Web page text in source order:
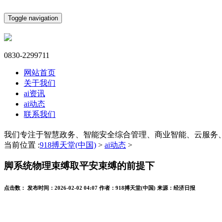
Toggle navigation
0830-2299711
网站首页
关于我们
ai资讯
ai动态
联系我们
我们专注于智慧政务、智能安全综合管理、商业智能、云服务
当前位置 :918搏天堂(中国) > ai动态 >
脚系统物理束缚取平安束缚的前提下
点击数： 发布时间： 2026-02-02 04:07 作者： 918搏天堂(中国) 来源： 经济日报